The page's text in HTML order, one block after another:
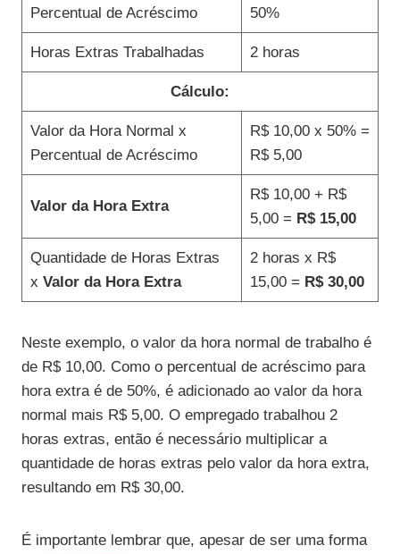
Percentual de Acréscimo 50%
Horas Extras Trabalhadas 2 horas
Cálculo:
Valor da Hora Normal x
Percentual de Acréscimo
R$ 10,00 x 50% =
R$ 5,00
Valor da Hora Extra
R$ 10,00 + R$
5,00 = R$ 15,00
Quantidade de Horas Extras
x Valor da Hora Extra
2 horas x R$
15,00 = R$ 30,00
Neste exemplo, o valor da hora normal de trabalho é
de R$ 10,00. Como o percentual de acréscimo para
hora extra é de 50%, é adicionado ao valor da hora
normal mais R$ 5,00. O empregado trabalhou 2
horas extras, então é necessário multiplicar a
quantidade de horas extras pelo valor da hora extra,
resultando em R$ 30,00.
É importante lembrar que, apesar de ser uma forma